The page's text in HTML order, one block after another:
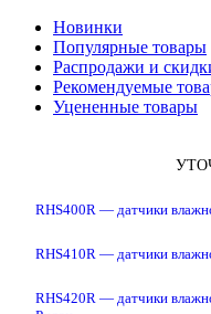
Новинки
Популярные товары
Распродажи и
Рекомендуемые
Уцененные товары
RHS400R — датчики
RHS410R — датчики
RHS420R — датчики